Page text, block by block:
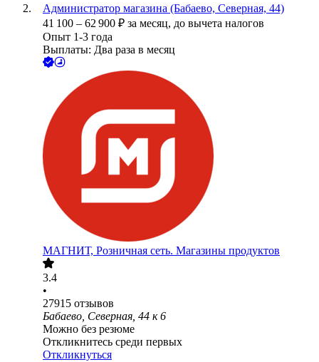
Администратор магазина (Бабаево, Северная, 44)
41 100 – 62 900 ₽ за месяц, до вычета налогов
Опыт 1-3 года
Выплаты: Два раза в месяц
МАГНИТ, Розничная сеть. Магазины продуктов
3.4
•
27915 отзывов
Бабаево, Северная, 44 к 6
Можно без резюме
Откликнитесь среди первых
Откликнуться